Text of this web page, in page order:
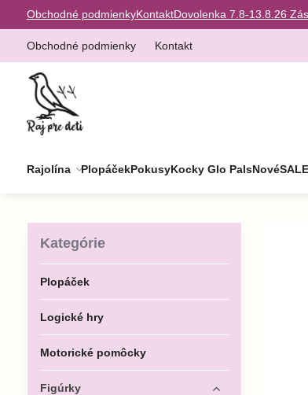
Obchodné podmienkyKontaktDovolenka 7.8-13.8.26
Obchodné podmienky Kontakt
Rajolína PlopáčekPokusyKocky Glo PalsNové
Kategórie
Plopáček
Logické hry
Motorické pomôcky
Figúrky